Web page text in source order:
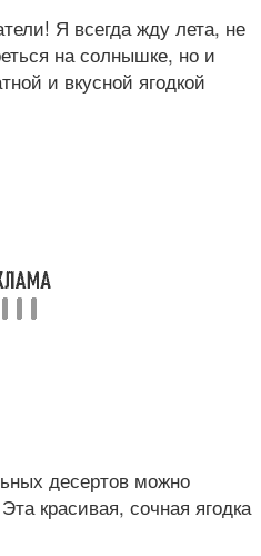
Я всегда жду лета, не
на солнышке, но и
и вкусной ягодкой
десертов можно
красивая, сочная ягодка